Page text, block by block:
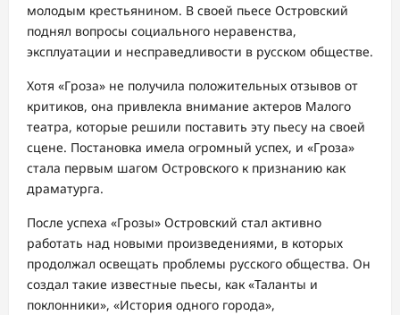
молодым крестьянином. В своей пьесе Островский
поднял вопросы социального неравенства,
эксплуатации и несправедливости в русском обществе.
Хотя «Гроза» не получила положительных отзывов от
критиков, она привлекла внимание актеров Малого
театра, которые решили поставить эту пьесу на своей
сцене. Постановка имела огромный успех, и «Гроза»
стала первым шагом Островского к признанию как
драматурга.
После успеха «Грозы» Островский стал активно
работать над новыми произведениями, в которых
продолжал освещать проблемы русского общества. Он
создал такие известные пьесы, как «Таланты и
поклонники», «История одного города»,